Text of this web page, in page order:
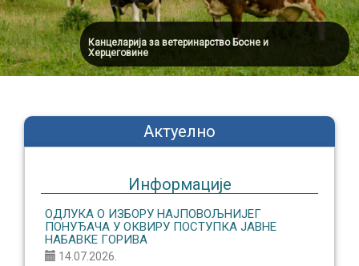
Канцеларија за ветеринарство Босне и
Херцеговине
Актуелно
Информације
ОДЛУКА О ИЗБОРУ НАЈПОВОЉНИЈЕГ
ПОНУЂАЧА У ОКВИРУ ПОСТУПКА ЈАВНЕ
НАБАВКЕ ГОРИВА
14.07.2026.